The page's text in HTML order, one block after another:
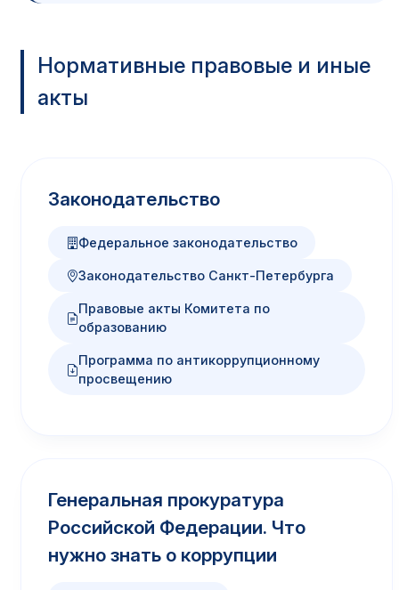
Нормативные правовые и иные
акты
Законодательство
Федеральное законодательство
Законодательство Санкт-Петербурга
Правовые акты Комитета по
образованию
Программа по антикоррупционному
просвещению
Генеральная прокуратура
Российской Федерации. Что
нужно знать о коррупции